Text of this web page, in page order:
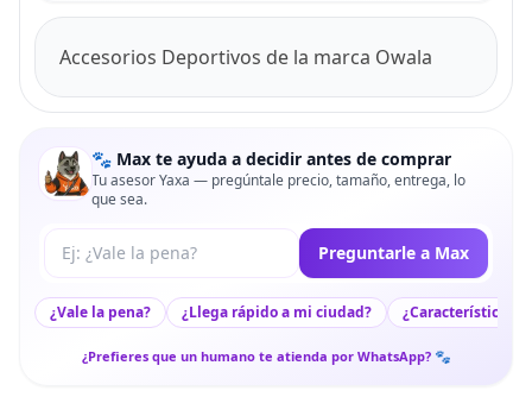
Accesorios Deportivos de la marca Owala
🐾 Max te ayuda a decidir antes de comprar
Tu asesor Yaxa — pregúntale precio, tamaño, entrega, lo
que sea.
Tu pregunta a Max Preguntarle a Max
¿Vale la pena? ¿Llega rápido a mi ciudad? ¿Características
¿Prefieres que un humano te atienda por WhatsApp? 🐾